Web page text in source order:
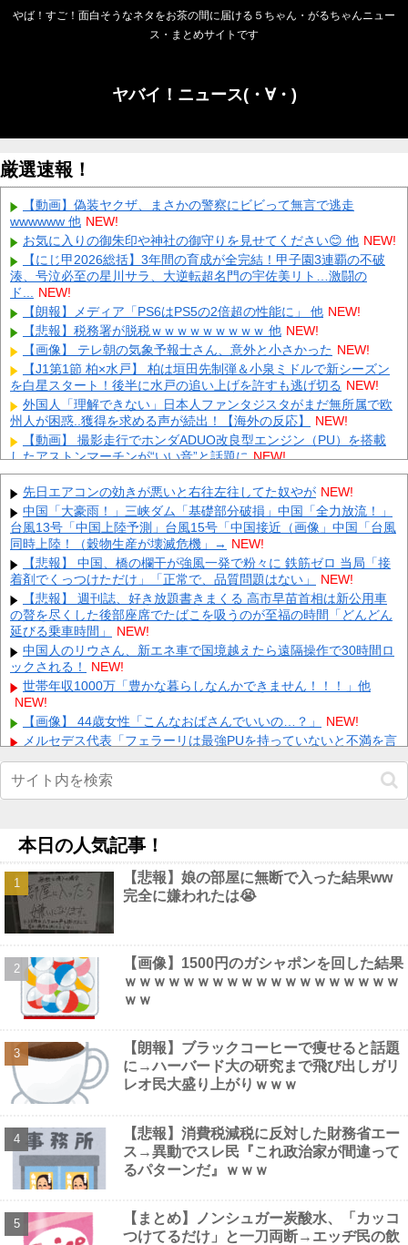
やば！すご！面白そうなネタをお茶の間に届ける５ちゃん・がるちゃんニュー
ス・まとめサイトです
ヤバイ！ニュース(・∀・)
厳選速報！
【動画】偽装ヤクザ、まさかの警察にビビって無言で逃走
wwwwww 他 NEW!
お気に入りの御朱印や神社の御守りを見せてください😊 他 NEW!
【にじ甲2026総括】3年間の育成が全完結！甲子園3連覇の不破
湊、号泣必至の星川サラ、大逆転超名門の宇佐美リト…激闘の
ド... NEW!
【朗報】メディア「PS6はPS5の2倍超の性能に」 他 NEW!
【悲報】税務署が脱税ｗｗｗｗｗｗｗｗｗ 他 NEW!
【画像】 テレ朝の気象予報士さん、意外と小さかった NEW!
【J1第1節 柏×水戸】 柏は垣田先制弾＆小泉ミドルで新シーズン
を白星スタート！後半に水戸の追い上げを許すも逃げ切る NEW!
外国人「理解できない」日本人ファンタジスタがまだ無所属で欧
州人が困惑..獲得を求める声が続出！【海外の反応】
NEW!
【動画】 撮影走行でホンダADUO改良型エンジン（PU）を搭載
したアストンマーチンが“いい音”と話題に NEW!
【３連敗】 西武ファン集合（2026.8.7） NEW!
【画像】北朝鮮のビアガール、エッッッッッッッッッッッッッッ
ッッッ！ NEW!
【画像】 例の美人すぎるおにぎり屋さん、裏でおっさんが握って
いたｗｗｗｗｗｗｗｗｗｗｗｗｗｗｗｗｗ NEW!
元いいとも青年隊、中居正広の”素顔”を暴露 NEW!
中国、三峡ダムが全開放流。長江流域で深刻な洪水被害 NEW!
【動画】 町の中華料理屋さん、娘の採用で人気店になってしまう
NEW!
Powered by livedoor 相互RSS
先日エアコンの効きが悪いと右往左往してた奴やが NEW!
中国「大豪雨！」三峡ダム「基礎部分破損」中国「全力放流！」
台風13号「中国上陸予測」台風15号「中国接近（画像」中国「台風
同時上陸！（穀物生産が壊滅危機」→ NEW!
【悲報】 中国、橋の欄干が強風一発で粉々に 鉄筋ゼロ 当局「接
着剤でくっつけただけ」「正常で、品質問題はない」
NEW!
【悲報】 週刊誌、好き放題書きまくる 高市早苗首相は新公用車
の贅を尽くした後部座席でたばこを吸うのが至福の時間「どんどん
延びる乗車時間」
NEW!
中国人のリウさん、新エネ車で国境越えたら遠隔操作で30時間ロ
ックされる！
NEW!
世帯年収1000万「豊かな暮らしなんかできません！！！」他
NEW!
【画像】 44歳女性「こんなおばさんでいいの…？」
NEW!
メルセデス代表「フェラーリは最強PUを持っていないと不満を言
【画像】 男の87%はお○ぱいに目がいってスマホケースに気づか
ない自撮りｗ
ｗｗｗｗ NEW!
元ジャンポケ斉藤被告、ガチでぶっ壊れてしまう他 NEW!
【画像】 影山優佳さん(25)、下着姿であたシコが止まらない
NEW!
さんま「どこでもドア？あれ不便やで」他
ンと立ってる
NEW!
Powered by livedoor 相互RSS
本日の人気記事！
【悲報】娘の部屋に無断で入った結果ww
完全に嫌われたは😭
【画像】1500円のガシャポンを回した結果
ｗｗｗｗｗｗｗｗｗｗｗｗｗｗｗｗｗｗｗ
ｗｗ
【朗報】ブラックコーヒーで痩せると話題
に→ハーバード大の研究まで飛び出しガリ
レオ民大盛り上がりｗｗｗ
【悲報】消費税減税に反対した財務省エー
ス→異動でスレ民『これ政治家が間違って
るパターンだ』ｗｗｗ
【まとめ】ノンシュガー炭酸水、「カッコ
つけてるだけ」と一刀両断→エッヂ民の飲